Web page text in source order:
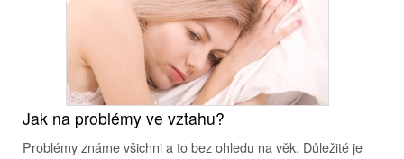
Jak na problémy ve vztahu?
Problémy známe všichni a to bez ohledu na věk. Důležité je